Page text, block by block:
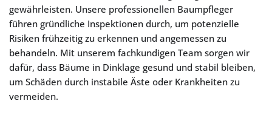
gewährleisten. Unsere professionellen Baumpfleger
führen gründliche Inspektionen durch, um potenzielle
Risiken frühzeitig zu erkennen und angemessen zu
behandeln. Mit unserem fachkundigen Team sorgen wir
dafür, dass Bäume in Dinklage gesund und stabil bleiben,
um Schäden durch instabile Äste oder Krankheiten zu
vermeiden.